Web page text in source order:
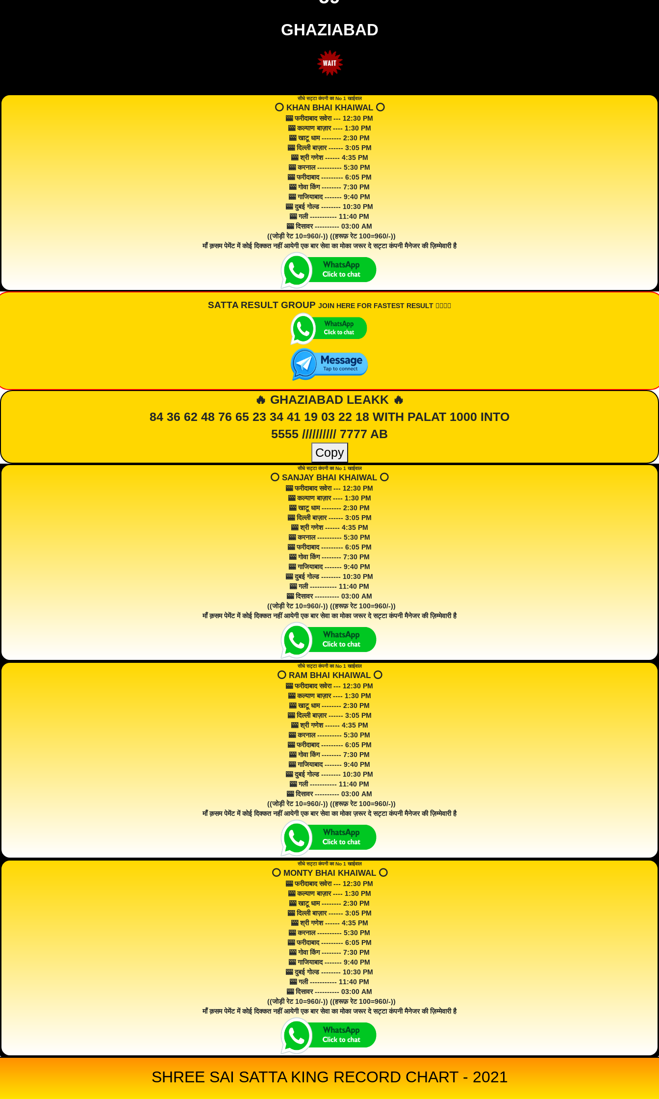
GHAZIABAD
सीधे सट्टा कंपनी का No 1 खाईवाल
⭕️ KHAN BHAI KHAIWAL ⭕️
🎰 फरीदाबाद सवेरा --- 12:30 PM
🎰 कल्याण बाज़ार ---- 1:30 PM
🎰 खाटू धाम -------- 2:30 PM
🎰 दिल्ली बाज़ार ------ 3:05 PM
🎰 श्री गणेश ------ 4:35 PM
🎰 करनाल ---------- 5:30 PM
🎰 फरीदाबाद --------- 6:05 PM
🎰 गोवा किंग -------- 7:30 PM
🎰 गाजियाबाद ------- 9:40 PM
🎰 दुबई गोल्ड -------- 10:30 PM
🎰 गली ----------- 11:40 PM
🎰 दिसावर ---------- 03:00 AM
((जोड़ी रेट 10=960/-)) ((हरूफ़ रेट 100=960/-))
माँ क़सम पेमेंट में कोई दिक्कत नहीं आयेगी एक बार सेवा का मोका जरूर दे सट्टा कंपनी मैनेजर की ज़िम्मेवारी है
SATTA RESULT GROUP JOIN HERE FOR FASTEST RESULT 👇🏾👇🏾
🔥 GHAZIABAD LEAKK 🔥
84 36 62 48 76 65 23 34 41 19 03 22 18 WITH PALAT 1000 INTO
5555 ////////// 7777 AB
Copy
सीधे सट्टा कंपनी का No 1 खाईवाल
⭕️ SANJAY BHAI KHAIWAL ⭕️
🎰 फरीदाबाद सवेरा --- 12:30 PM
🎰 कल्याण बाज़ार ---- 1:30 PM
🎰 खाटू धाम -------- 2:30 PM
🎰 दिल्ली बाज़ार ------ 3:05 PM
🎰 श्री गणेश ------ 4:35 PM
🎰 करनाल ---------- 5:30 PM
🎰 फरीदाबाद --------- 6:05 PM
🎰 गोवा किंग -------- 7:30 PM
🎰 गाजियाबाद ------- 9:40 PM
🎰 दुबई गोल्ड -------- 10:30 PM
🎰 गली ----------- 11:40 PM
🎰 दिसावर ---------- 03:00 AM
((जोड़ी रेट 10=960/-)) ((हरूफ़ रेट 100=960/-))
माँ क़सम पेमेंट में कोई दिक्कत नहीं आयेगी एक बार सेवा का मोका जरूर दे सट्टा कंपनी मैनेजर की ज़िम्मेवारी है
सीधे सट्टा कंपनी का No 1 खाईवाल
⭕️ RAM BHAI KHAIWAL ⭕️
🎰 फरीदाबाद सवेरा --- 12:30 PM
🎰 कल्याण बाज़ार ---- 1:30 PM
🎰 खाटू धाम -------- 2:30 PM
🎰 दिल्ली बाज़ार ------ 3:05 PM
🎰 श्री गणेश ------ 4:35 PM
🎰 करनाल ---------- 5:30 PM
🎰 फरीदाबाद --------- 6:05 PM
🎰 गोवा किंग -------- 7:30 PM
🎰 गाजियाबाद ------- 9:40 PM
🎰 दुबई गोल्ड -------- 10:30 PM
🎰 गली ----------- 11:40 PM
🎰 दिसावर ---------- 03:00 AM
((जोड़ी रेट 10=960/-)) ((हरूफ़ रेट 100=960/-))
माँ क़सम पेमेंट में कोई दिक्कत नहीं आयेगी एक बार सेवा का मोका ज़रूर दे सट्टा कंपनी मैनेजर की ज़िम्मेवारी है
सीधे सट्टा कंपनी का No 1 खाईवाल
⭕️ MONTY BHAI KHAIWAL ⭕️
🎰 फरीदाबाद सवेरा --- 12:30 PM
🎰 कल्याण बाज़ार ---- 1:30 PM
🎰 खाटू धाम -------- 2:30 PM
🎰 दिल्ली बाज़ार ------ 3:05 PM
🎰 श्री गणेश ------ 4:35 PM
🎰 करनाल ---------- 5:30 PM
🎰 फरीदाबाद --------- 6:05 PM
🎰 गोवा किंग -------- 7:30 PM
🎰 गाजियाबाद ------- 9:40 PM
🎰 दुबई गोल्ड -------- 10:30 PM
🎰 गली ----------- 11:40 PM
🎰 दिसावर ---------- 03:00 AM
((जोड़ी रेट 10=960/-)) ((हरूफ़ रेट 100=960/-))
माँ क़सम पेमेंट में कोई दिक्कत नहीं आयेगी एक बार सेवा का मोका जरूर दे सट्टा कंपनी मैनेजर की ज़िम्मेवारी है
SHREE SAI SATTA KING RECORD CHART - 2021